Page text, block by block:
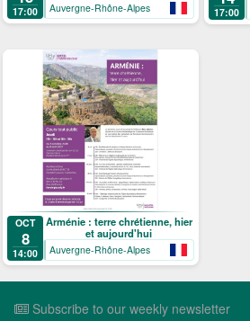
17:00 Auvergne-Rhône-Alpes 17:00
OCT
8
14:00
Arménie : terre chrétienne, hier
et aujourd'hui
Auvergne-Rhône-Alpes
Subscribe to our weekly newsletter